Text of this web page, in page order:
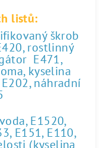
listů:
škrob
rostlinný
E471,
kyselina
náhradní
E1520,
E151, E110,
(kyselina